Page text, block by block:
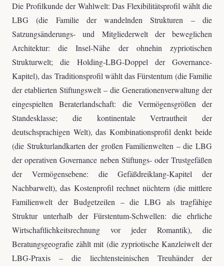
Die Profilkunde der Wahlwelt: Das Flexibilitätsprofil wählt die
LBG (die Familie der wandelnden Strukturen – die
Satzungsänderungs- und Mitgliederwelt der beweglichen
Architektur: die Insel-Nähe der ohnehin zypriotischen
Strukturwelt; die Holding-LBG-Doppel der Governance-
Kapitel), das Traditionsprofil wählt das Fürstentum (die Familie
der etablierten Stiftungswelt – die Generationenverwaltung der
eingespielten Beraterlandschaft: die Vermögensgrößen der
Standesklasse; die kontinentale Vertrautheit der
deutschsprachigen Welt), das Kombinationsprofil denkt beide
(die Strukturlandkarten der großen Familienwelten – die LBG
der operativen Governance neben Stiftungs- oder Trustgefäßen
der Vermögensebene: die Gefäßdreiklang-Kapitel der
Nachbarwelt), das Kostenprofil rechnet nüchtern (die mittlere
Familienwelt der Budgetzeilen – die LBG als tragfähige
Struktur unterhalb der Fürstentum-Schwellen: die ehrliche
Wirtschaftlichkeitsrechnung vor jeder Romantik), die
Beratungsgeografie zählt mit (die zypriotische Kanzleiwelt der
LBG-Praxis – die liechtensteinischen Treuhänder der